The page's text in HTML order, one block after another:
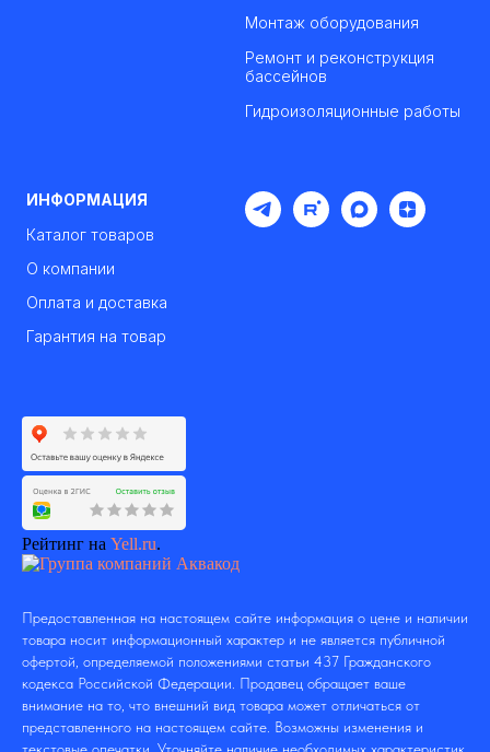
Монтаж оборудования
Ремонт и реконструкция
бассейнов
Гидроизоляционные работы
ИНФОРМАЦИЯ
Каталог товаров
О компании
Оплата и доставка
Гарантия на товар
Рейтинг на Yell.ru.
Предоставленная на настоящем сайте информация о цене и наличии
товара носит информационный характер и не является публичной
офертой, определяемой положениями статьи 437 Гражданского
кодекса Российской Федерации. Продавец обращает ваше
внимание на то, что внешний вид товара может отличаться от
представленного на настоящем сайте. Возможны изменения и